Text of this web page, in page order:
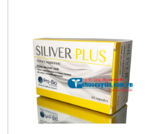
nam
Hỗ
trợ
sinh
sản